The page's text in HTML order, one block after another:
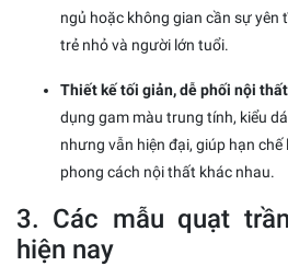
ngủ hoặc không gian cần sự yên
trẻ nhỏ và người lớn tuổi.
Thiết kế tối giản, dễ phối nội
dụng gam màu trung tính, kiểu
nhưng vẫn hiện đại, giúp hạn
phong cách nội thất khác nhau.
3. Các mẫu quạt
hiện nay